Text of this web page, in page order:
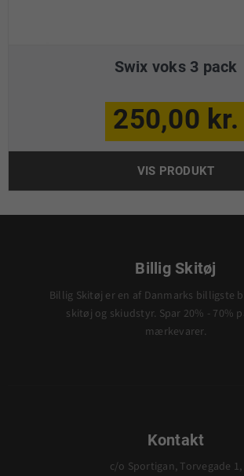
Swix voks 3 pack
250,00 kr.
VIS PRODUKT
Billig Skitøj
Billig Skitøj er en af Danmarks billigste
skitøj og skiudstyr. Spar 20% - 70%
mærkevarer.
Kontakt
c/o Sportigan, Torvegade 1,